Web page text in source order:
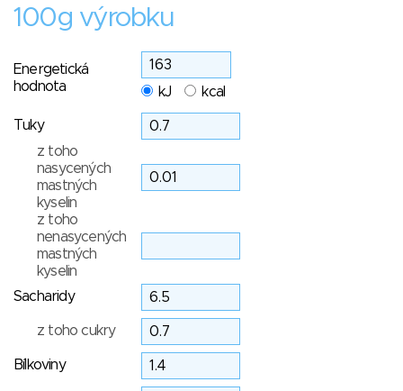
100g výrobku
Energetická
hodnota
kJ kcal
Tuky
z toho
nasycených
mastných
kyselin
z toho
nenasycených
mastných
kyselin
Sacharidy
z toho cukry
Bílkoviny